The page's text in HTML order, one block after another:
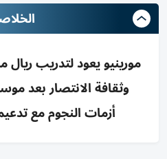
مورينيو يعود لتدريب
وثقافة الانتصار بعد
أزمات النجوم مع